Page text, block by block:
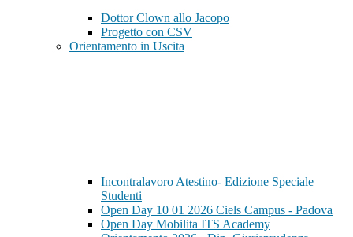
Dottor Clown allo Jacopo
Progetto con CSV
Orientamento in Uscita
Incontralavoro Atestino- Edizione Speciale
Studenti
Open Day 10 01 2026 Ciels Campus - Padova
Open Day Mobilita ITS Academy